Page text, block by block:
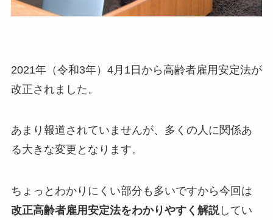
2021年（令和3年）4月1日から高齢者雇用安定法が
改正されました。
あまり報道されていませんが、多くの人に関係あ
る大きな変更となります。
ちょっとわかりにくい部分も多いですから今回は
改正高齢者雇用安定法をわかりやすく解説してい